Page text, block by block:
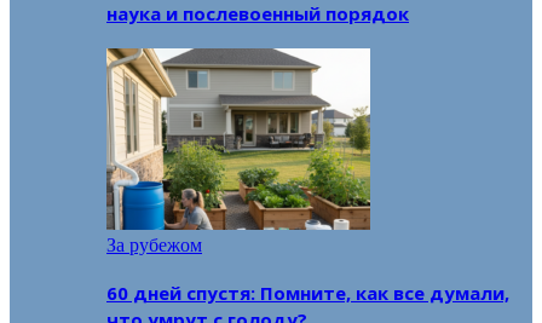
наука и послевоенный порядок
За рубежом
60 дней спустя: Помните, как все думали,